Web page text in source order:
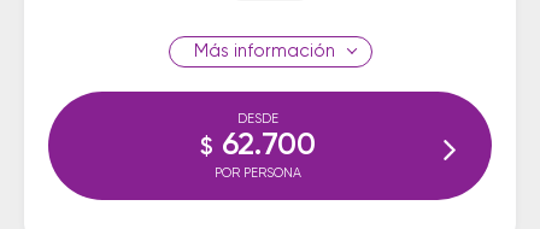
información
DESDE
$ 62.700
POR PERSONA